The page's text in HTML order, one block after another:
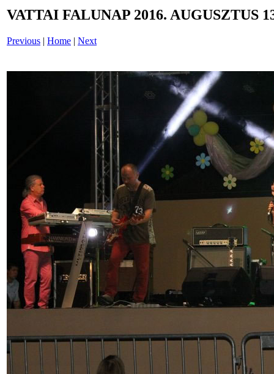
VATTAI FALUNAP 2016. AUGUSZTUS
Previous | Home | Next